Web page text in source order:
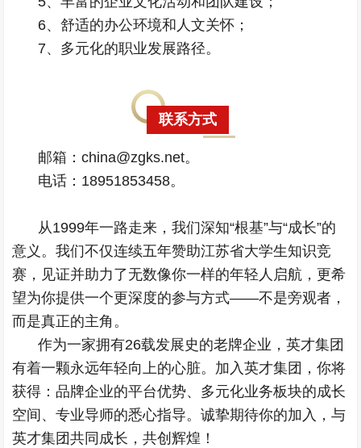
6、舒适的办公环境和人文关怀；
7、多元化的职业发展路径。
联系方式
邮箱：china@zgks.net。
电话：18951853458。
从1999年一路走来，我们深知“根基”与“成长”的
意义。我们不仅连续五年赞助江苏省大学生知识竞
赛，见证并助力了无数像你一样的年轻人启航，更希
望为你提供一个更深度的参与方式——不是旁观者，
而是真正的主角。
作为一家拥有26载发展史的老牌企业，英才集团
有着一颗永远年轻向上的心脏。加入英才集团，你将
获得：品牌企业的平台优势、多元化业务板块的成长
空间、专业导师的悉心指导。诚挚期待你的加入，与
英才集团共同成长，共创辉煌！